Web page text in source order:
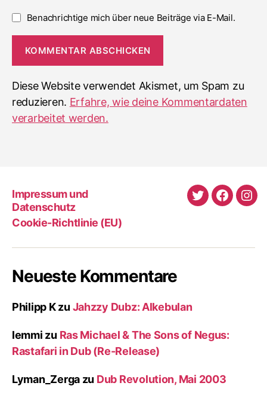
Benachrichtige mich über neue Beiträge via E-Mail.
Diese Website verwendet Akismet, um Spam zu
reduzieren. Erfahre, wie deine Kommentardaten
verarbeitet werden.
Impressum und
Datenschutz
Cookie-Richtlinie (EU)
Twitter
Neueste Kommentare
Philipp Kzu Jahzzy Dubz: Alkebulan
lemmi zu Ras Michael & The Sons of Negus:
Rastafari in Dub (Re-Release)
Lyman_Zerga zu Dub Revolution, Mai 2003